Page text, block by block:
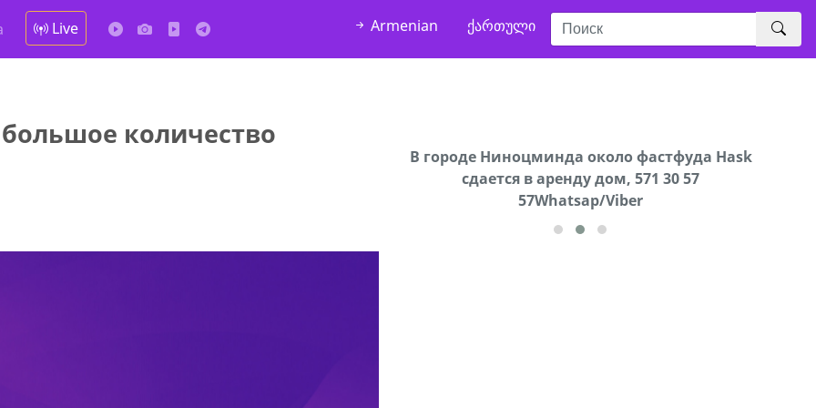
Live Armenian ქართული
количество
В городе Ниноцминда около фастфуда Hask
cдается в аренду дом, 571 30 57
57Whatsap/Viber
Продается машина марки Prado,571 30 57
57Whatsap/Viber